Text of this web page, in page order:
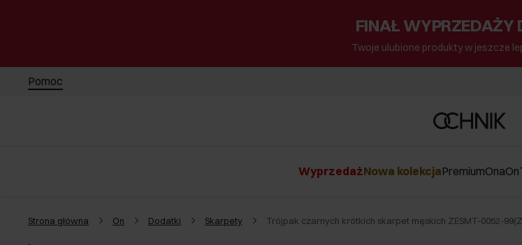
FINAŁ WYPRZEDAŻY
Twoje ulubione produkty w jeszcze
Pomoc
WyprzedażNowa kolekcjaPremiumOnaOn
Strona główna On Dodatki Skarpety Trójpak czarnych krótkich skarpet męskich ZESMT-0052-